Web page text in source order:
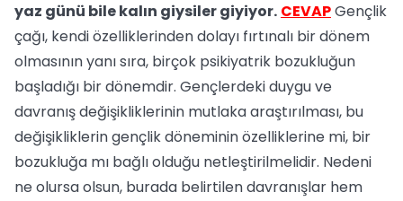
yaz günü bile kalın giysiler giyiyor. CEVAPGençlik
çağı, kendi özelliklerinden dolayı fırtınalı bir dönem
olmasının yanı sıra, birçok psikiyatrik bozukluğun
başladığı bir dönemdir. Gençlerdeki duygu ve
davranış değişikliklerinin mutlaka araştırılması, bu
değişikliklerin gençlik döneminin özelliklerine mi, bir
bozukluğa mı bağlı olduğu netleştirilmelidir. Nedeni
ne olursa olsun, burada belirtilen davranışlar hem